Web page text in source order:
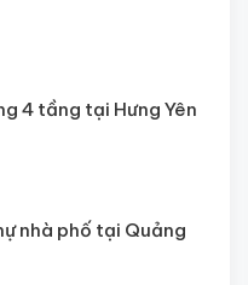
4 tầng tại Hưng Yên
nhà phố tại Quảng